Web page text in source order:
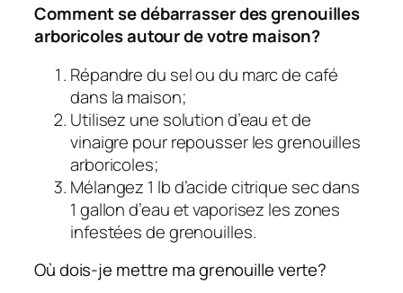
Comment se débarrasser des grenouilles
arboricoles autour de votre maison?
Répandre du sel ou du marc de café
dans la maison;
Utilisez une solution d’eau et de
vinaigre pour repousser les grenouilles
arboricoles;
Mélangez 1 lb d’acide citrique sec dans
1 gallon d’eau et vaporisez les zones
infestées de grenouilles.
Où dois-je mettre ma grenouille verte?